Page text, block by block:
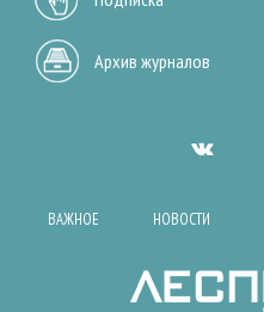
Архив журналов
ВАЖНОЕ НОВОСТИ